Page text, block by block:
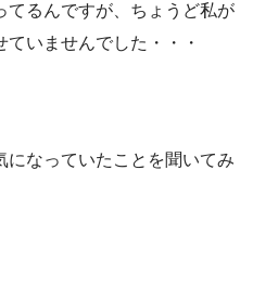
てるんですが、ちょうど私が
いませんでした・・・
なっていたことを聞いてみ